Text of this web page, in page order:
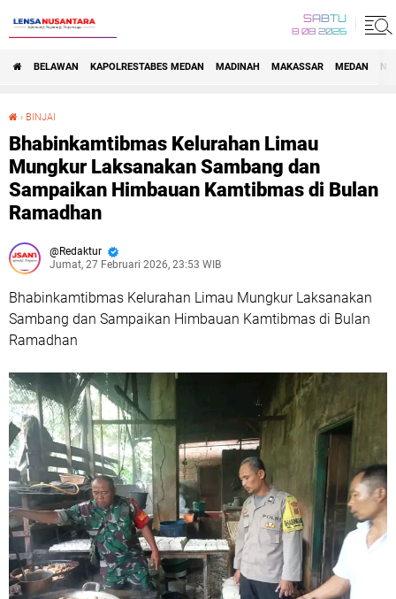
SABTU
8 08 2026
BELAWAN KAPOLRESTABES MEDAN MADINAH MAKASSAR MEDAN
› BINJAI
Bhabinkamtibmas Kelurahan Limau
Mungkur Laksanakan Sambang dan
Sampaikan Himbauan Kamtibmas di Bulan
Ramadhan
Redaktur
Jumat, 27 Februari 2026, 23:53 WIB
Bhabinkamtibmas Kelurahan Limau Mungkur Laksanakan
Sambang dan Sampaikan Himbauan Kamtibmas di Bulan
Ramadhan